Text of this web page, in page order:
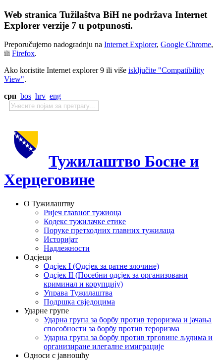
Web stranica Tužilaštva BiH ne podržava Internet
Explorer verzije 7 u potpunosti.
Preporučujemo nadogradnju na Internet Explorer, Google Chrome,
ili Firefox.
Ako koristite Internet explorer 9 ili više isključite "Compatibility
View".
срп bos hrv eng
Тужилаштво Босне и
Херцеговине
О Тужилаштву
Ријеч главног тужиоца
Кодекс тужилачке етике
Поруке претходних главних тужилаца
Историјат
Надлежности
Одсјеци
Одсјек I (Одсјек за ратне злочине)
Одсјек II (Посебни одсјек за организовани
криминал и корупцију)
Управа Тужилаштва
Подршка свједоцима
Ударне групе
Ударна група за борбу против тероризма и јачања
способности за борбу против тероризма
Ударна група за борбу против трговине људима и
организиране илегалне имиграције
Односи с јавношћу